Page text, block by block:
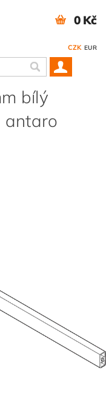
CZK EUR
0 Kč
bílý
antaro